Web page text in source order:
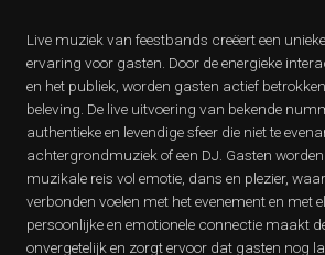
Live muziek van feestbands creëert een
ervaring voor gasten. Door de energieke
en het publiek, worden gasten actief
beleving. De live uitvoering van bekende
authentieke en levendige sfeer die niet te
achtergrondmuziek of een DJ. Gasten
muzikale reis vol emotie, dans en plezier,
verbonden voelen met het evenement en met
persoonlijke en emotionele connectie maakt
onvergetelijk en zorgt ervoor dat gasten nog